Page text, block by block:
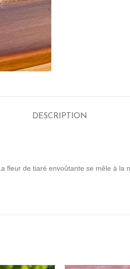
DESCRIPTION
fleur de tiaré envoûtante se mêle à